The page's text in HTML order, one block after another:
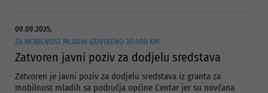
09.09.2025.
ZA MOBILNOST MLADIH IZDVOJENO 30.000 KM
Zatvoren javni poziv za dodjelu sredstava
Zatvoren je javni poziv za dodjelu sredstava iz granta za
mobilnost mladih sa područja općine Centar jer su novčana